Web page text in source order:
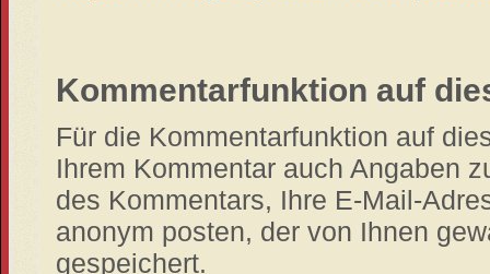
Kommentarfunktion auf
Für die Kommentarfunktion auf
Ihrem Kommentar auch Angaben
des Kommentars, Ihre E-Mail-
anonym posten, der von Ihnen
gespeichert.